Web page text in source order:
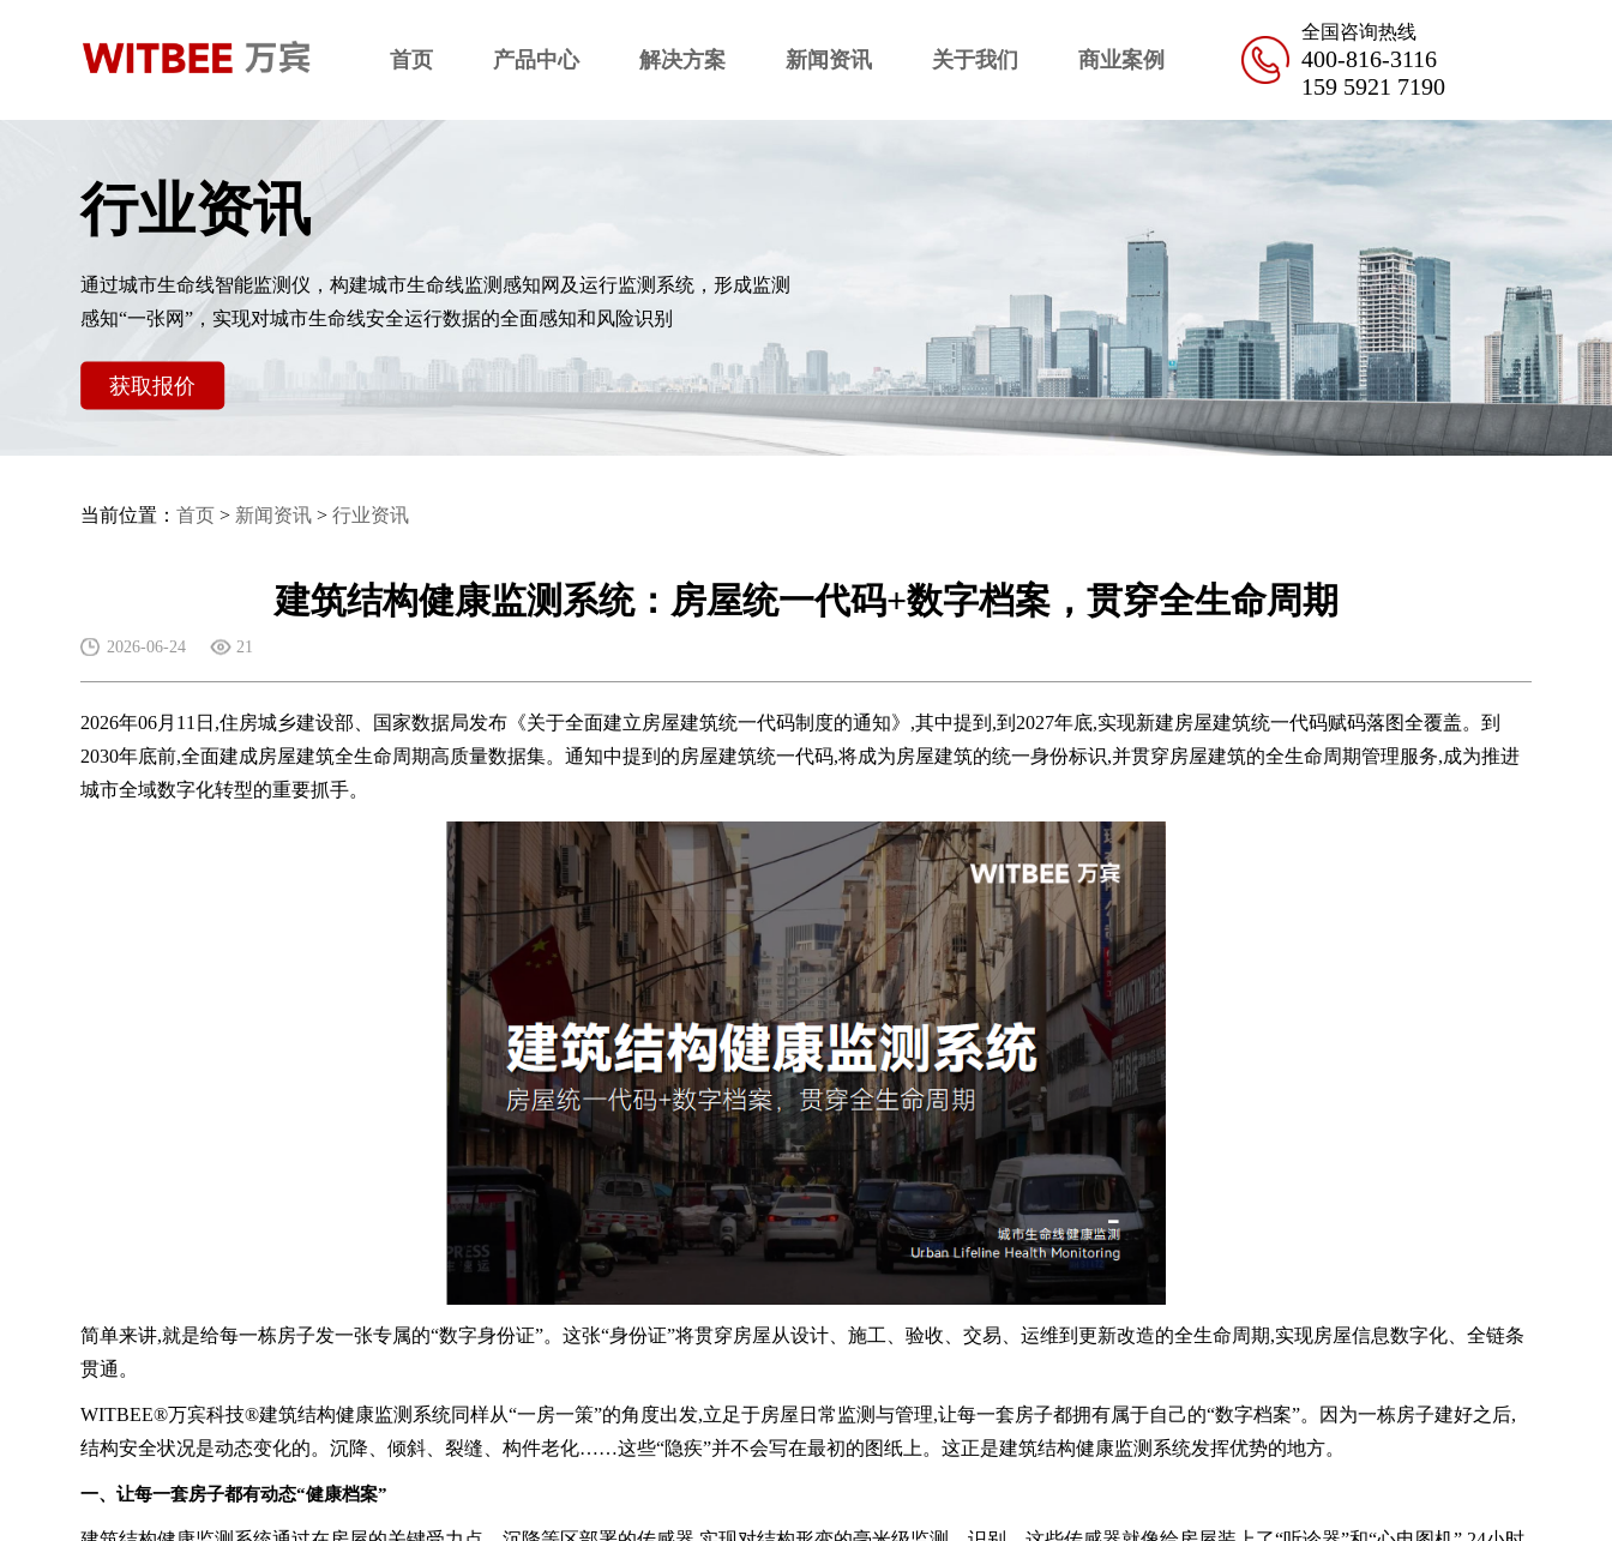
首页 产品中心 解决方案 新闻资讯 关于我们 商业案例
全国咨询热线
400-816-3116
159 5921 7190
行业资讯
通过城市生命线智能监测仪，构建城市生命线监测感知网及运行监测系统，形成监测
感知“一张网”，实现对城市生命线安全运行数据的全面感知和风险识别
获取报价
当前位置：首页 > 新闻资讯 >行业资讯
建筑结构健康监测系统：房屋统一代码+数字档案，贯穿全生命周期
2026-06-24 21
2026年06月11日,住房城乡建设部、国家数据局发布《关于全面建立房屋建筑统一代码制度的通知》,其中提到,到2027年底,实现新建房屋建筑统一代码赋码落图全覆盖。到
2030年底前,全面建成房屋建筑全生命周期高质量数据集。通知中提到的房屋建筑统一代码,将成为房屋建筑的统一身份标识,并贯穿房屋建筑的全生命周期管理服务,成为推进
城市全域数字化转型的重要抓手。
简单来讲,就是给每一栋房子发一张专属的“数字身份证”。这张“身份证”将贯穿房屋从设计、施工、验收、交易、运维到更新改造的全生命周期,实现房屋信息数字化、全链条
贯通。
WITBEE®万宾科技®建筑结构健康监测系统同样从“一房一策”的角度出发,立足于房屋日常监测与管理,让每一套房子都拥有属于自己的“数字档案”。因为一栋房子建好之后,
结构安全状况是动态变化的。沉降、倾斜、裂缝、构件老化……这些“隐疾”并不会写在最初的图纸上。这正是建筑结构健康监测系统发挥优势的地方。
一、让每一套房子都有动态“健康档案”